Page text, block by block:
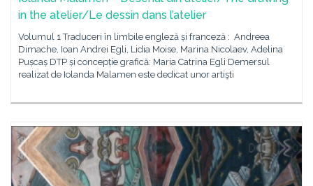
in the atelier/Le dessin dans l’atelier
Volumul 1 Traduceri în limbile engleză și franceză : Andreea
Dimache, Ioan Andrei Egli, Lidia Moise, Marina Nicolaev, Adelina
Pușcaș DTP și concepție grafică: Maria Catrina Egli Demersul
realizat de Iolanda Malamen este dedicat unor artişti